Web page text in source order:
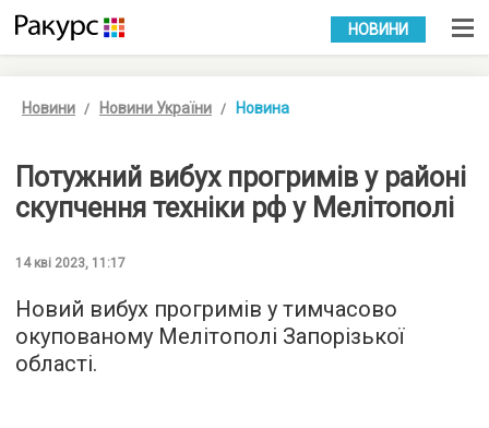
УКР РУС
НОВИНИ
Новини Новини України Новина
Потужний вибух прогримів у районі
скупчення техніки рф у Мелітополі
14 кві 2023, 11:17
Новий вибух прогримів у тимчасово
окупованому Мелітополі Запорізької
області.